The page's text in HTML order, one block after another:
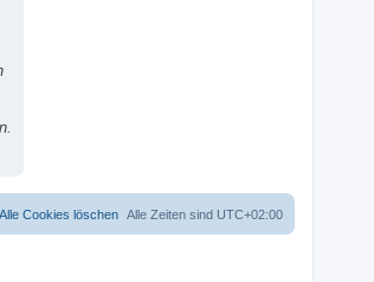
Alle Zeiten sind UTC+02:00
Alle Cookies löschen